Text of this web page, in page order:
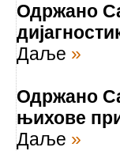
Одржано
Даље »
Одржано
њихове
Даље »